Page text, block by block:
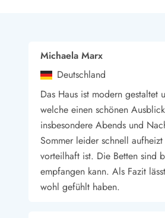
Minigolf spielen in Dänemark
Schwimmhallen und Badeländer
Golfen in Dänemark
Fitnesscenter in Dänemark
Fahrradfahren in Dänemark
Reiten in Dänemark
Surfen in Dänemark
Wandern in Dänemark
Wasserski in Dänemark
Segeln in Dänemark
Michaela Marx
Deutschland
Das Haus ist modern
welche einen schönen
insbesondere Abends und
Sommer leider schnell
vorteilhaft ist. Die Betten sind
empfangen kann. Als Fazit
wohl gefühlt haben.